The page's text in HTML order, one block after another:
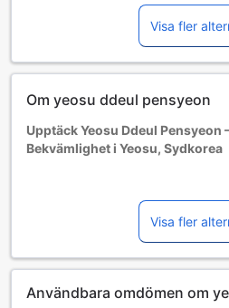
orsakas av rökning. (Detta
Särskilda önskemål om rumstyp
tillgång. Önskad sängtyp kanske
incheckningen. (Detta innehåll
innehåll har maskinöversatts.)
En extra kostnad kommer att
fastighetens faciliteter såsom grill,
innehåll har maskinöversatts.)
registrerade e-post vid bokning.
Gäster som anländer efter kl.
Alla barn och spädbarn anses
(Detta innehåll har
아고다 고객센터로 전달주시기 바
에 기재되어 있지 않더라도 바베큐,
소 내 부대시설 이용 시 추가 요금
수 있으므로, 부대시설 현황 및 이
의 상황에 따라 이용이 제한될 수 있
목적으로 성인과 동일한 인원수로
인원은 아고다 상 예약이 완료되었
있습니다. (숙소마다 다를 수 있음)
고객센터를 통해 연락 부탁드립니
[입/퇴실안내] ㅁ 입실시간 : 15:00
11:00 객실정리 후 퇴실점검을 받으
가시 : 20,000원 (현장결제)
Visa fler
Om yeosu ddeul pensyeon
Upptäck Yeosu Ddeul Pensyeon
Bekvämlighet i Yeosu, Sydkorea
hotell som erbjuder en perfekt
komfort i hjärtat av den vackra
Med en fantastisk utsikt över
atmosfär av avkoppling, är detta
för både affärsresenärer och
två rum garanterar Yeosu Ddeul
Visa fler
Användbara omdömen om